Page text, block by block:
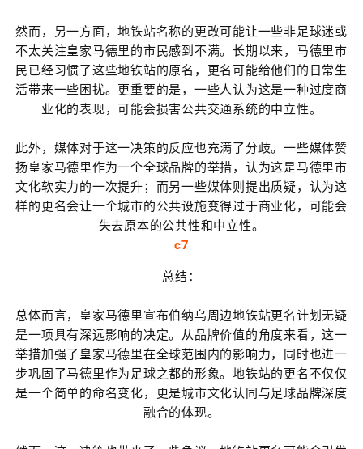
然而，另一方面，地铁站名称的更改可能让一些非足球迷或
不太关注皇家马德里的市民感到不满。长期以来，马德里市
民已经习惯了这些地铁站的原名，更名可能给他们的日常生
活带来一些困扰。更重要的是，一些人认为这是一种过度商
业化的表现，可能会损害公共交通系统的中立性。
此外，媒体对于这一决策的反应也充满了分歧。一些媒体赞
扬皇家马德里作为一个全球品牌的举措，认为这是马德里市
文化软实力的一次提升；而另一些媒体则提出质疑，认为这
样的更名会让一个城市的公共设施变得过于商业化，可能会
失去原本的公共性和中立性。
c7
总结：
总体而言，皇家马德里宣布伯纳乌周边地铁站更名计划无疑
是一项具有深远影响的决定。从品牌价值的角度来看，这一
举措加强了皇家马德里在全球范围内的影响力，同时也进一
步巩固了马德里作为足球之都的形象。地铁站的更名不仅仅
是一个简单的命名变化，更是城市文化认同与足球品牌深度
融合的体现。